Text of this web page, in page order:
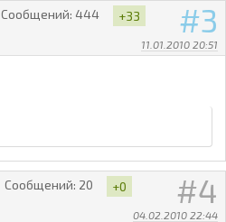
3
11.01.2010 20:51
Сообщений: 444 +33
4
04.02.2010 22:44
Сообщений: 20 +0